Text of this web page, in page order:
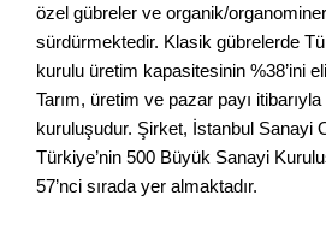
özel gübreler ve organik/
sürdürmektedir. Klasik gübrelerde
kurulu üretim kapasitesinin %38’ini
Tarım, üretim ve pazar payı
kuruluşudur. Şirket, İstanbul Sanayi
Türkiye’nin 500 Büyük Sanayi
57’nci sırada yer almaktadır.